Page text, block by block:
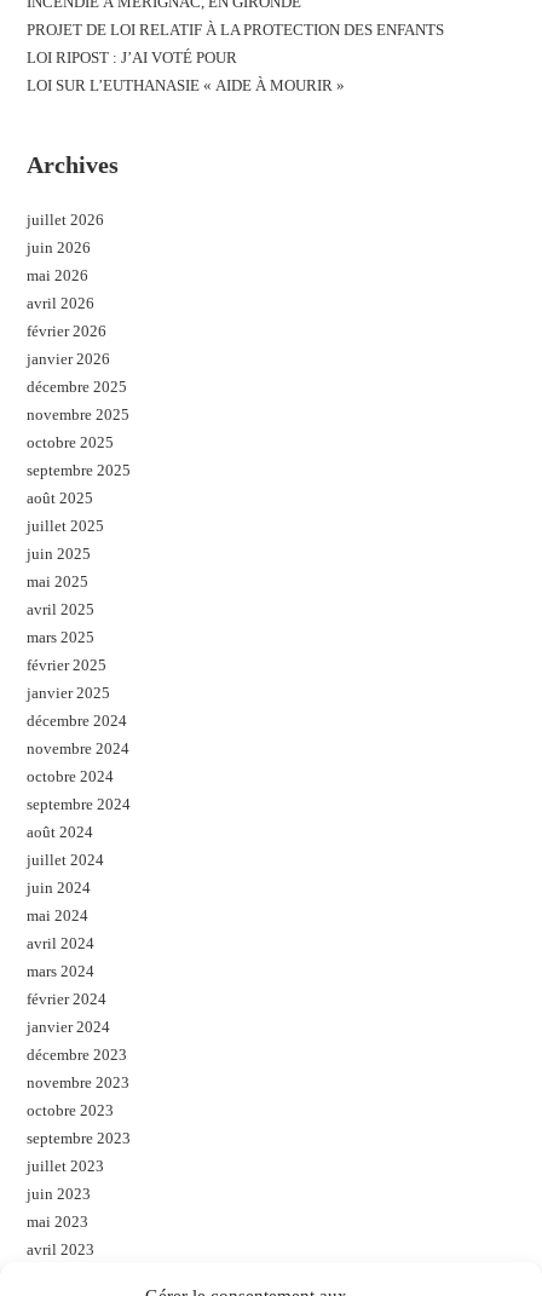
PROJET DE LOI RELATIF À LA PROTECTION DES ENFANTS
LOI RIPOST : J’AI VOTÉ POUR
LOI SUR L’EUTHANASIE « AIDE À MOURIR »
Archives
juillet 2026
juin 2026
mai 2026
avril 2026
février 2026
janvier 2026
décembre 2025
novembre 2025
octobre 2025
septembre 2025
août 2025
juillet 2025
juin 2025
mai 2025
avril 2025
mars 2025
février 2025
janvier 2025
décembre 2024
novembre 2024
octobre 2024
septembre 2024
août 2024
juillet 2024
juin 2024
mai 2024
avril 2024
mars 2024
février 2024
janvier 2024
décembre 2023
novembre 2023
octobre 2023
septembre 2023
juillet 2023
juin 2023
mai 2023
avril 2023